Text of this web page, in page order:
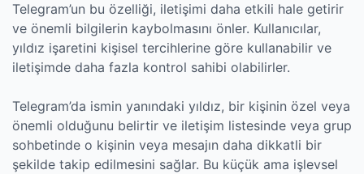
Telegram’un bu özelliği, iletişimi daha etkili hale getirir
ve önemli bilgilerin kaybolmasını önler. Kullanıcılar,
yıldız işaretini kişisel tercihlerine göre kullanabilir ve
iletişimde daha fazla kontrol sahibi olabilirler.
Telegram’da ismin yanındaki yıldız, bir kişinin özel veya
önemli olduğunu belirtir ve iletişim listesinde veya grup
sohbetinde o kişinin veya mesajın daha dikkatli bir
şekilde takip edilmesini sağlar. Bu küçük ama işlevsel